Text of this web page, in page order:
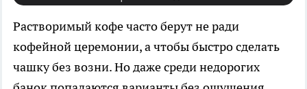
Растворимый кофе часто берут не ради
кофейной церемонии, а чтобы быстро сделать
чашку без возни. Но даже среди недорогих